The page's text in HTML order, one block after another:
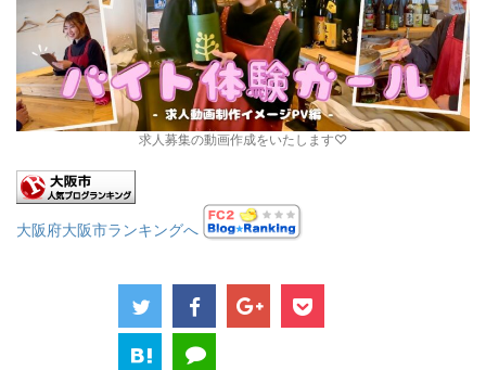
求人募集の動画作成をいたします♡
大阪府大阪市ランキングへ